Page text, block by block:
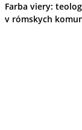
Farba viery:
v rómskych